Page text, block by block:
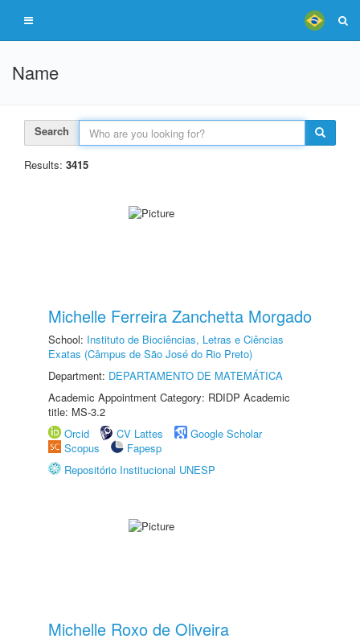
Name
Search
Results: 3415
Michelle Ferreira Zanchetta Morgado
School: Instituto de Biociências, Letras e Ciências
Exatas (Câmpus de São José do Rio Preto)
Department: DEPARTAMENTO DE MATEMÁTICA
Academic Appointment Category: RDIDP Academic
title: MS-3.2
Orcid
CV Lattes
Google Scholar
Scopus
Fapesp
Repositório Institucional UNESP
Michelle Roxo de Oliveira